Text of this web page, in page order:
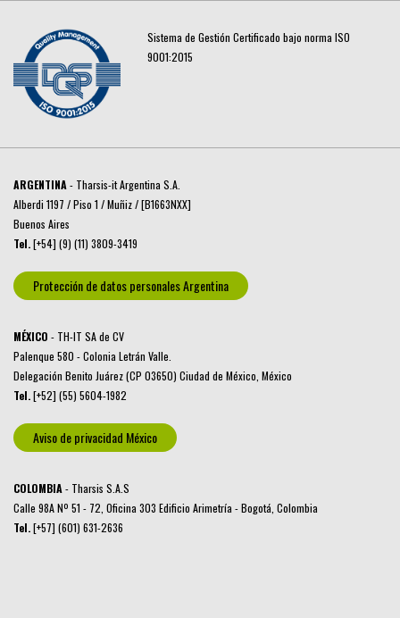
Sistema de Gestión Certificado bajo norma ISO
9001:2015
ARGENTINA - Tharsis-it Argentina S.A.
Alberdi 1197 / Piso 1 / Muñiz / [B1663NXX]
Buenos Aires
Tel.[+54] (9) (11) 3809-3419
Protección de datos personales Argentina
MÉXICO - TH-IT SA de CV
Palenque 580 - Colonia Letrán Valle.
Delegación Benito Juárez (CP 03650) Ciudad de México, México
Tel.[+52] (55) 5604-1982
Aviso de privacidad México
COLOMBIA - Tharsis S.A.S
Calle 98A Nº 51 - 72, Oficina 303 Edificio Arimetría - Bogotá, Colombia
Tel.[+57] (601) 631-2636